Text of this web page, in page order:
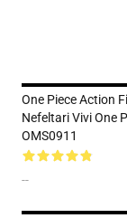
One Piece Action
Nefeltari Vivi One
OMS0911
--